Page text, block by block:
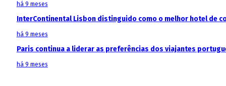
há 9 meses
InterContinental Lisbon distinguido como o melhor hotel de
há 9 meses
Paris continua a liderar as preferências dos viajantes
há 9 meses